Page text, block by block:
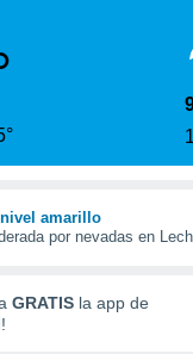
amarillo
por nevadas en
GRATIS la app de